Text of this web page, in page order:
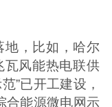
地，比如，哈尔
瓦风能热电联供
”已开工建设，
合能源微电网示